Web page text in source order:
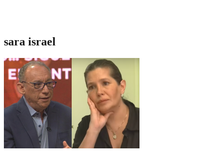
sara israel